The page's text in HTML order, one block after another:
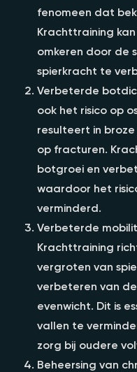
fenomeen dat
Krachttraining
omkeren door de
spierkracht te
Verbeterde
ook het risico op
resulteert in
op fracturen.
botgroei en
waardoor het
verminderd.
Verbeterde
Krachttraining
vergroten van
verbeteren van
evenwicht. Dit is
vallen te
zorg bij oudere
Beheersing van